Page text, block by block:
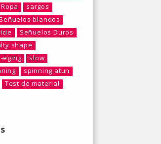
Ropa
sargos
Señuelos blandos
Señuelos Duros
shape
eging
slow
spinning atun
Test de material